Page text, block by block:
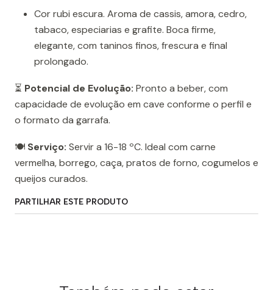
Cor rubi escura. Aroma de cassis, amora, cedro,
tabaco, especiarias e grafite. Boca firme,
elegante, com taninos finos, frescura e final
prolongado.
⏳ Potencial de Evolução: Pronto a beber, com
capacidade de evolução em cave conforme o perfil e
o formato da garrafa.
🍽️ Serviço: Servir a 16-18 ºC. Ideal com carne
vermelha, borrego, caça, pratos de forno, cogumelos e
queijos curados.
PARTILHAR ESTE PRODUTO